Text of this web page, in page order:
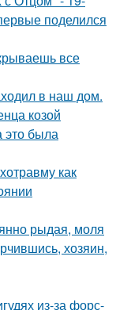
поделился
все
в наш дом.
козой
это была
как
рыдая, моля
хозяин,
из-за форс-